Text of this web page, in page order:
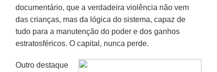
documentário, que a verdadeira violência não vem
das crianças, mas da lógica do sistema, capaz de
tudo para a manutenção do poder e dos ganhos
estratosféricos. O capital, nunca perde.
Outro destaque